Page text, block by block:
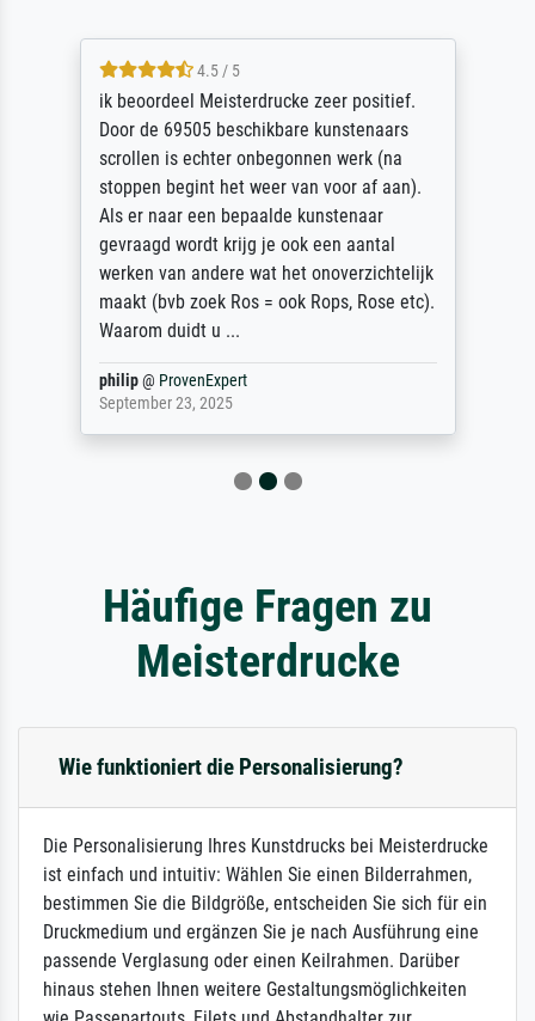
4.5 / 5
ik beoordeel Meisterdrucke zeer positief.
Door de 69505 beschikbare kunstenaars
scrollen is echter onbegonnen werk (na
stoppen begint het weer van voor af aan).
Als er naar een bepaalde kunstenaar
gevraagd wordt krijg je ook een aantal
werken van andere wat het onoverzichtelijk
maakt (bvb zoek Ros = ook Rops, Rose etc).
Waarom duidt u ...
philip@ ProvenExpert
September 23, 2025
Häufige Fragen zu
Meisterdrucke
Wie funktioniert die Personalisierung?
Die Personalisierung Ihres Kunstdrucks bei Meisterdrucke
ist einfach und intuitiv: Wählen Sie einen Bilderrahmen,
bestimmen Sie die Bildgröße, entscheiden Sie sich für ein
Druckmedium und ergänzen Sie je nach Ausführung eine
passende Verglasung oder einen Keilrahmen. Darüber
hinaus stehen Ihnen weitere Gestaltungsmöglichkeiten